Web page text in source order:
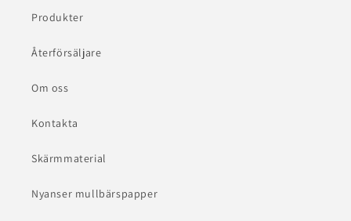
Produkter
Återförsäljare
Om oss
Kontakta
Skärmmaterial
Nyanser mullbärspapper